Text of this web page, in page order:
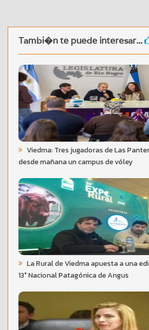
Tambi�n te puede interesar...
Viedma: Tres jugadoras de Las
desde mañana un campus de vóley
La Rural de Viedma apuesta a una
13° Nacional Patagónica de Angus